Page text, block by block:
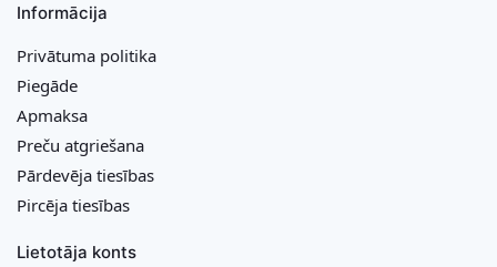
Informācija
Privātuma politika
Piegāde
Apmaksa
Preču atgriešana
Pārdevēja tiesības
Pircēja tiesības
Lietotāja konts